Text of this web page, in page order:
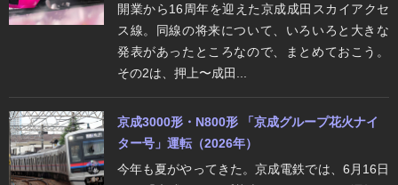
開業から16周年を迎えた京成成田スカイアクセ
ス線。同線の将来について、いろいろと大きな
発表があったところなので、まとめておこう。
その2は、押上〜成田...
京成3000形・N800形 「京成グループ花火ナイ
ター号」運転（2026年）
今年も夏がやってきた。京成電鉄では、6月16日